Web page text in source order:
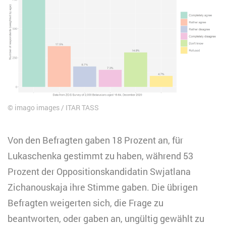
imago images / ITAR TASS
Von den Befragten gaben 18 Prozent an, für
Lukaschenka gestimmt zu haben, während 53
Prozent der Oppositionskandidatin Swjatlana
Zichanouskaja ihre Stimme gaben. Die übrigen
Befragten weigerten sich, die Frage zu
beantworten, oder gaben an, ungültig gewählt zu